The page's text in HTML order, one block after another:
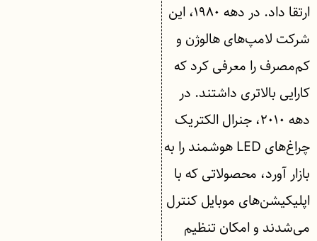
ارتقا داد. در دهه ۱۹۸۰، این
شرکت لامپ‌های هالوژن و
کم‌مصرف را معرفی کرد که
کارایی بالاتری داشتند. در
دهه ۲۰۱۰، جنرال الکتریک
چراغ‌های LED هوشمند را به
بازار آورد، محصولاتی که با
اپلیکیشن‌های موبایل کنترل
می‌شدند و امکان تنظیم